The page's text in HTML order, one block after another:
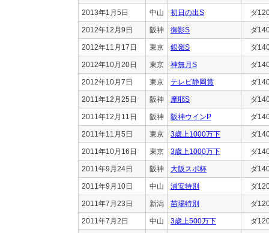
2013年1月5日 中山 初日の出S ダ
2012年12月9日 阪神 御影S ダ
2012年11月17日 東京 銀嶺S ダ
2012年10月20日 東京 神無月S ダ
2012年10月7日 東京 テレビ静岡賞 ダ
2011年12月25日 阪神 摩耶S ダ
2011年12月11日 阪神 阪神ウインP ダ
2011年11月5日 東京 3歳上1000万下 ダ
2011年10月16日 東京 3歳上1000万下 ダ
2011年9月24日 阪神 大阪スポ杯 ダ
2011年9月10日 中山 浦安特別 ダ
2011年7月23日 新潟 苗場特別 ダ
2011年7月2日 中山 3歳上500万下 ダ